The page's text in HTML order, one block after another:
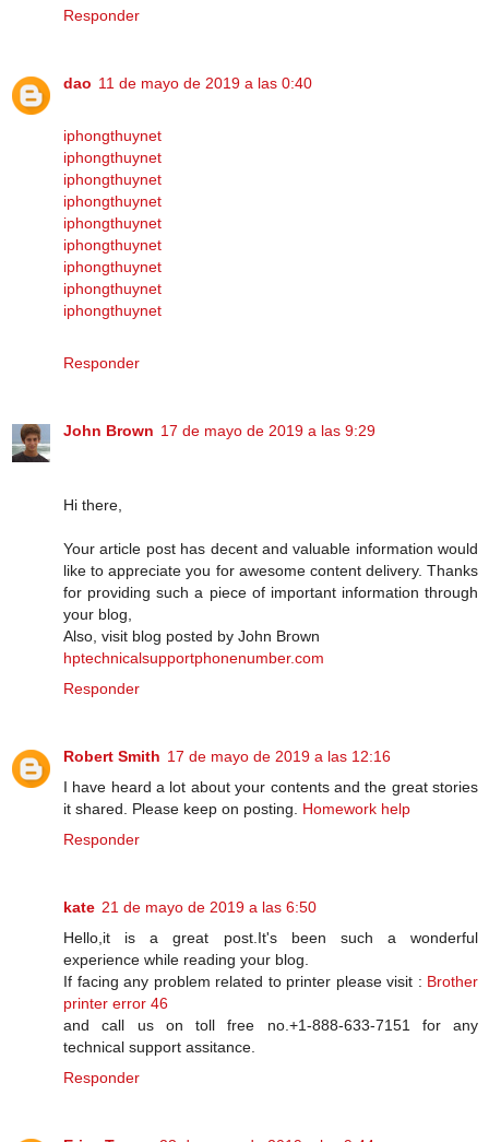
Responder
dao 11 de mayo de 2019 a las 0:40
iphongthuynet
iphongthuynet
iphongthuynet
iphongthuynet
iphongthuynet
iphongthuynet
iphongthuynet
iphongthuynet
iphongthuynet
Responder
John Brown 17 de mayo de 2019 a las 9:29
Hi there,
Your article post has decent and valuable information would
like to appreciate you for awesome content delivery. Thanks
for providing such a piece of important information through
your blog,
Also, visit blog posted by John Brown
hptechnicalsupportphonenumber.com
Responder
Robert Smith 17 de mayo de 2019 a las 12:16
I have heard a lot about your contents and the great stories
it shared. Please keep on posting. Homework help
Responder
kate 21 de mayo de 2019 a las 6:50
Hello,it is a great post.It's been such a wonderful
experience while reading your blog.
If facing any problem related to printer please visit : Brother
printer error 46
and call us on toll free no.+1-888-633-7151 for any
technical support assitance.
Responder